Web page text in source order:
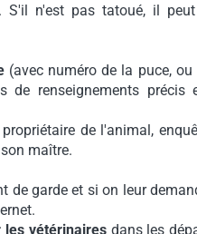
n'est pas tatoué, il
(avec numéro de la puce,
de renseignements
de l'animal,
maître.
de garde et si on leur
les vétérinaires dans les